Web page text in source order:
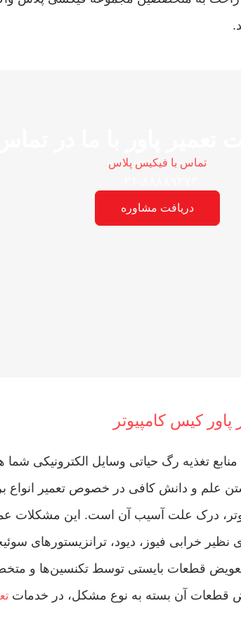
تماس با فیکیس پلاس
دریافت مشاوره
کیس کامپیوتر
منابع تغذیه رگ حیاتی وسایل الکترونیکی
علم و دانش کافی در خصوصتعمیر انواع
درک علت آسیب آن است. این مشکلات
نظیر خرابی فیوز، دیود، ترانزیستورهای
تعویض قطعات بایستی توسط تکنسین‌ها و
قطعات آن بسته به نوع مشکل، در خدمات